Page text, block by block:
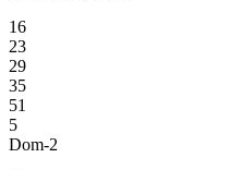
16
23
29
35
51
5
Dom-2